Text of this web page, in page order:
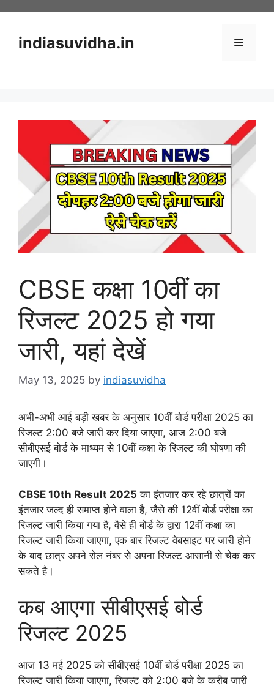
contentindiasuvidha.in Menu
CBSE कक्षा 10वीं का
रिजल्ट 2025 हो गया
जारी, यहां देखें
May 13, 2025 by indiasuvidha
अभी-अभी आई बड़ी खबर के अनुसार 10वीं बोर्ड परीक्षा 2025 का
रिजल्ट 2:00 बजे जारी कर दिया जाएगा, आज 2:00 बजे
सीबीएसई बोर्ड के माध्यम से 10वीं कक्षा के रिजल्ट की घोषणा की
जाएगी।
CBSE 10th Result 2025 का इंतजार कर रहे छात्रों का
इंतजार जल्द ही समाप्त होने वाला है, जैसे की 12वीं बोर्ड परीक्षा का
रिजल्ट जारी किया गया है, वैसे ही बोर्ड के द्वारा 12वीं कक्षा का
रिजल्ट जारी किया जाएगा, एक बार रिजल्ट वेबसाइट पर जारी होने
के बाद छात्र अपने रोल नंबर से अपना रिजल्ट आसानी से चेक कर
सकते है।
कब आएगा सीबीएसई बोर्ड
रिजल्ट 2025
आज 13 मई 2025 को सीबीएसई 10वीं बोर्ड परीक्षा 2025 का
रिजल्ट जारी किया जाएगा, रिजल्ट को 2:00 बजे के करीब जारी